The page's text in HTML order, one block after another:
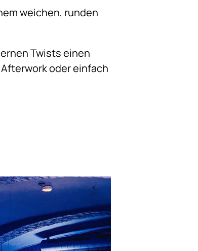
weichen, runden
Twists einen
oder einfach